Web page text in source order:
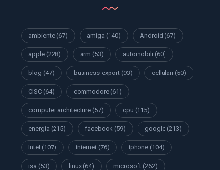
ambiente (67) amiga (140) Android (67)
apple (228) arm (53) automobili (60)
blog (47) business-export (93) cellulari (50)
CISC (64) commodore (61)
computer architecture (57) cpu (115)
energia (215) facebook (59) google (213)
Intel (107) internet (76) iphone (104)
isa (53) linux (64) microsoft (262)